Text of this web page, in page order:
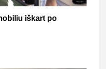
iškart po